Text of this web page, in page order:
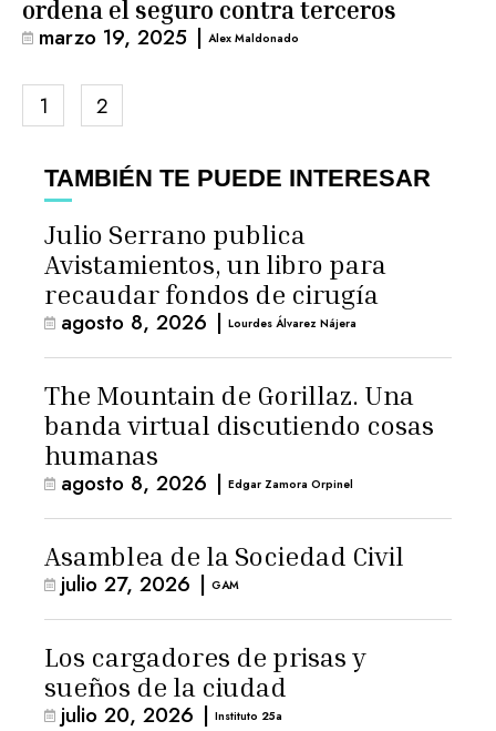
ordena el seguro contra terceros
marzo 19, 2025 | Alex Maldonado
1 2
TAMBIÉN TE PUEDE INTERESAR
Julio Serrano publica
Avistamientos, un libro para
recaudar fondos de cirugía
agosto 8, 2026 | Lourdes Álvarez Nájera
The Mountain de Gorillaz. Una
banda virtual discutiendo cosas
humanas
agosto 8, 2026 | Edgar Zamora Orpinel
Asamblea de la Sociedad Civil
julio 27, 2026 | GAM
Los cargadores de prisas y
sueños de la ciudad
julio 20, 2026 | Instituto 25a